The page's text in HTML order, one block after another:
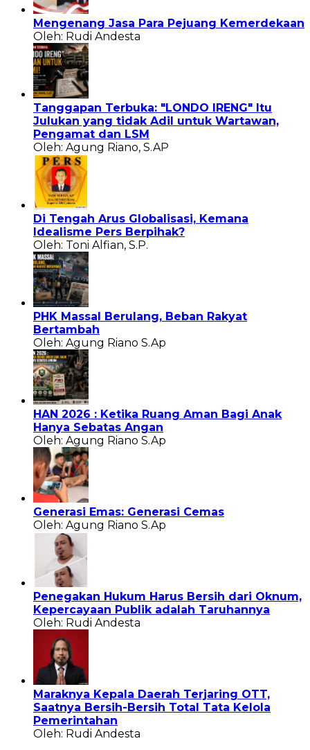
Mengenang Jasa Para Pejuang Kemerdekaan
Oleh: Rudi Andesta
Tanggapan Terbuka: "LONDO IRENG" Itu
Julukan yang tidak Adil untuk Wartawan,
Pengamat dan LSM
Oleh: Agung Riano, S.AP
Di Tengah Arus Globalisasi, Kemana
Idealisme Pers Berpihak?
Oleh: Toni Alfian, S.P.
PHK Massal Berulang, Beban Rakyat
Bertambah
Oleh: Agung Riano S.Ap
HAN 2026 : Ketika Ruang Aman Bagi Anak
Hanya Sebatas Angan
Oleh: Agung Riano S.Ap
Generasi Emas: Generasi Cemas
Oleh: Agung Riano S.Ap
Penegakan Hukum Harus Bersih dari Oknum,
Kepercayaan Publik adalah Taruhannya
Oleh: Rudi Andesta
Maraknya Kepala Daerah Terjaring OTT,
Saatnya Bersih-Bersih Total Tata Kelola
Pemerintahan
Oleh: Rudi Andesta